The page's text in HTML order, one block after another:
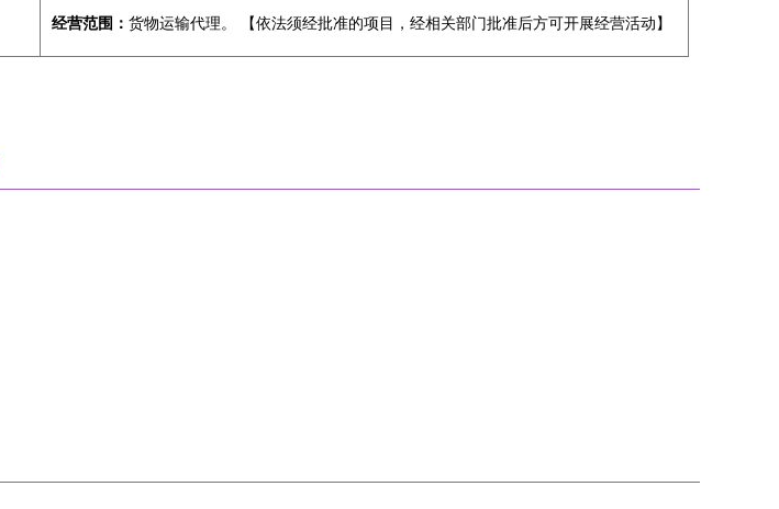
经营范围： 货物运输代理。 【依法须经批准的项目，经相关部门批准后方可开展经营活动】